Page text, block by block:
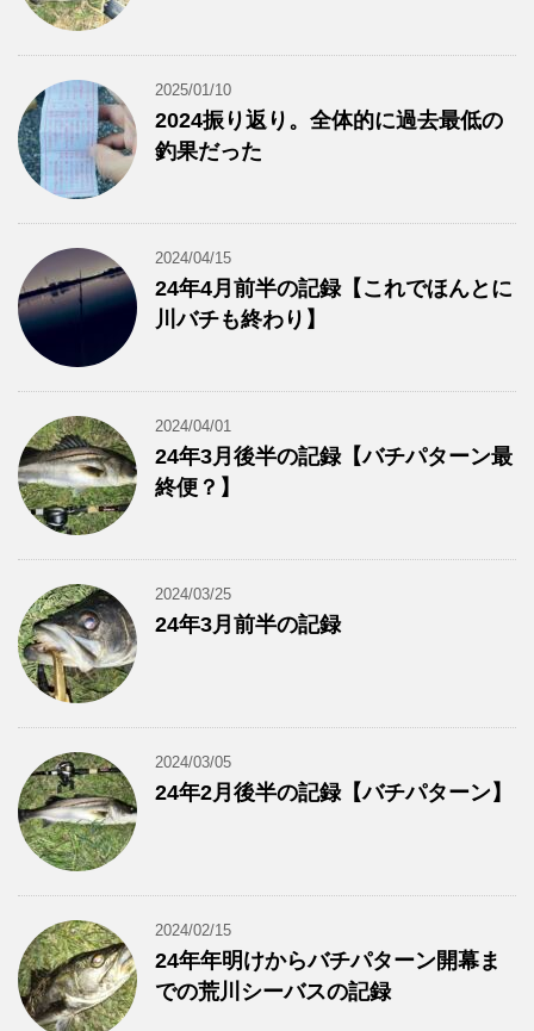
2025/01/10
2024振り返り。全体的に過去最低の
釣果だった
2024/04/15
24年4月前半の記録【これでほんとに
川バチも終わり】
2024/04/01
24年3月後半の記録【バチパターン最
終便？】
2024/03/25
24年3月前半の記録
2024/03/05
24年2月後半の記録【バチパターン】
2024/02/15
24年年明けからバチパターン開幕ま
での荒川シーバスの記録